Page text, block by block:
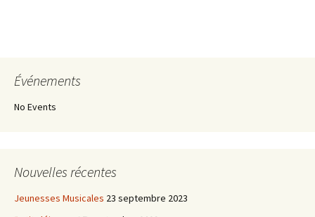
Événements
No Events
Nouvelles récentes
Jeunesses Musicales 23 septembre 2023